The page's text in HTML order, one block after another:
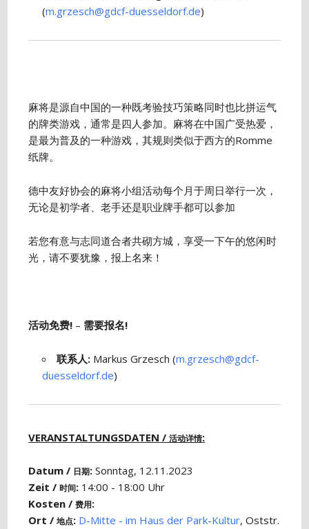
(m.grzesch@gdcf-duesseldorf.de)
麻将是源自中国的一种既考验技巧策略同时也比拼运气
的牌类游戏，通常是四人参加。麻将在中国广受热爱，
是最为普及的一种游戏，其规则类似于西方的Romme
纸牌。
德中友好协会的麻将小组活动每个月于周日举行一次，
无论是初学者、老手还是职业牌手都可以参加
若您有意与志同道合者共砌方城，享受一下午的悠闲时
光，请不要犹豫，报上名来！
活动免费! – 需要报名!
联系人: Markus Grzesch (m.grzesch@gdcf-
duesseldorf.de)
VERANSTALTUNGSDATEN /活动详情:
Datum / 日期: Sonntag, 12.11.2023
Zeit /时间: 14:00 - 18:00 Uhr
Kosten /费用:
Ort /地点: D-Mitte - im Haus der Park-Kultur, Oststr.